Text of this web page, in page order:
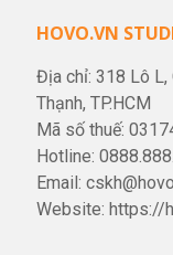
HOVO.VN
Địa chỉ: 318 Lô L,
Thạnh, TP.HCM
Mã số thuế:
Hotline:
Email:
Website: https://